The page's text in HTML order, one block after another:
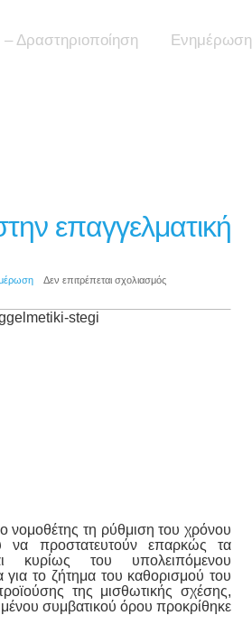
Δραστηριοποίηση Ενημέρωση
επαγγελματική
Δεν επιτρέπεται σχολιασμόςστο
μισθώματος
νομοθέτης τη ρύθμιση του χρόνου
να προστατευτούν επαρκώς τα
κυρίως του υπολειπόμενου
το ζήτημα του καθορισμού του
της μισθωτικής σχέσης,
συμβατικού όρου προκρίθηκε